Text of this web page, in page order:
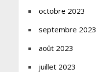
octobre 2023
septembre 2023
août 2023
juillet 2023